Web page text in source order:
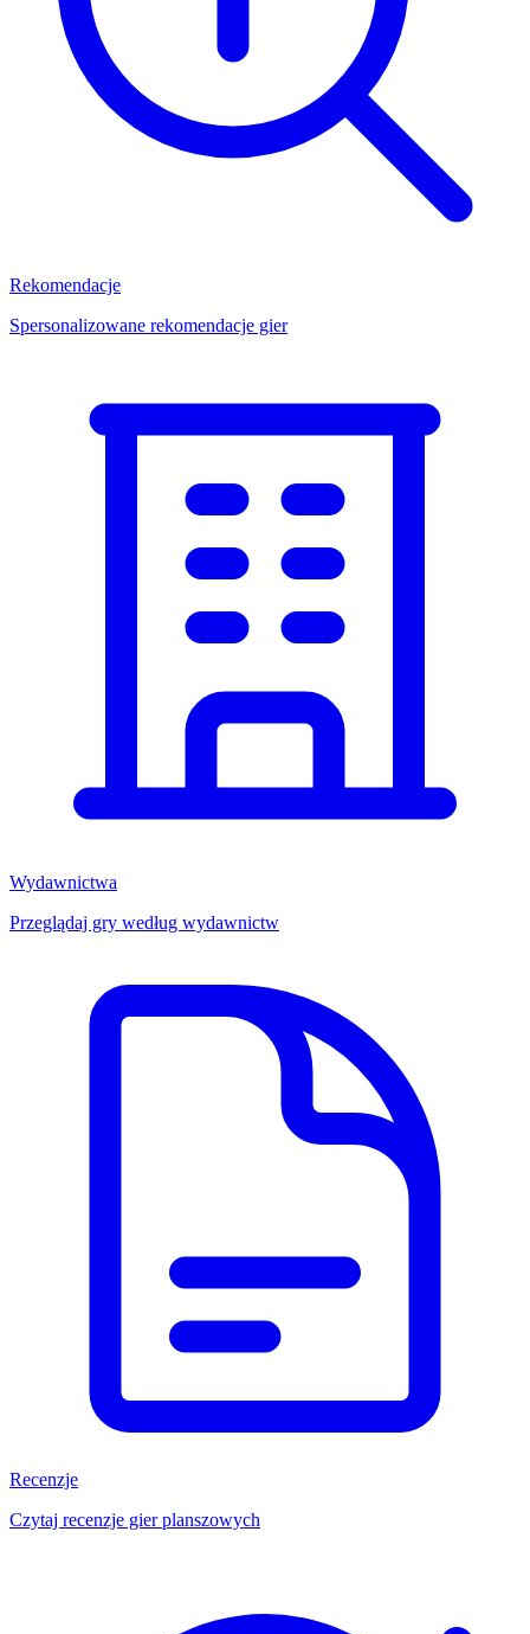
Rekomendacje
Spersonalizowane rekomendacje gier
Wydawnictwa
Przeglądaj gry według wydawnictw
Recenzje
Czytaj recenzje gier planszowych